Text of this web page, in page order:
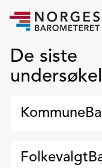
De siste